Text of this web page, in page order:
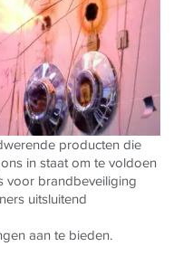
producten die
in staat om te voldoen
voor brandbeveiliging
uitsluitend
aan te bieden.